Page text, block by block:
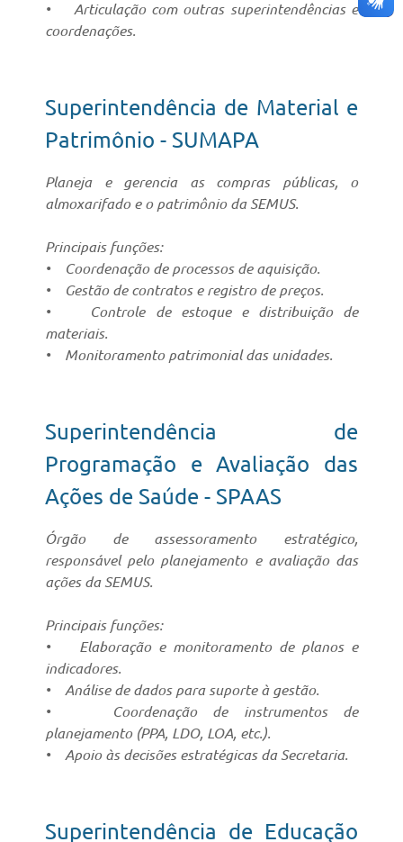
• Articulação com outras superintendências e
coordenações.
Superintendência de Material e
Patrimônio - SUMAPA
Planeja e gerencia as compras públicas, o
almoxarifado e o patrimônio da SEMUS.
Principais funções:
• Coordenação de processos de aquisição.
• Gestão de contratos e registro de preços.
• Controle de estoque e distribuição de
materiais.
• Monitoramento patrimonial das unidades.
Superintendência de
Programação e Avaliação das
Ações de Saúde - SPAAS
Órgão de assessoramento estratégico,
responsável pelo planejamento e avaliação das
ações da SEMUS.
Principais funções:
• Elaboração e monitoramento de planos e
indicadores.
• Análise de dados para suporte à gestão.
• Coordenação de instrumentos de
planejamento (PPA, LDO, LOA, etc.).
• Apoio às decisões estratégicas da Secretaria.
Superintendência de Educação